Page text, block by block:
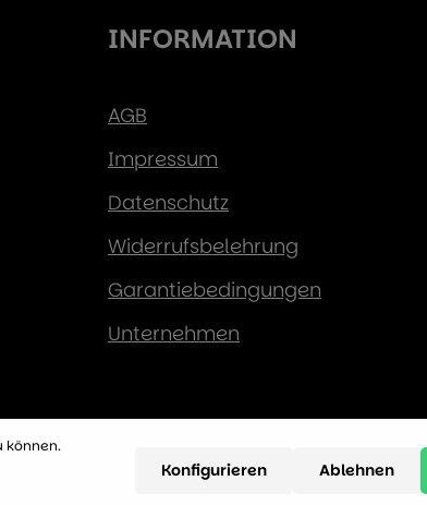
INFORMATION
AGB
Impressum
Datenschutz
Widerrufsbelehrung
Garantiebedingungen
Unternehmen
können.
Ablehnen
Konfigurieren